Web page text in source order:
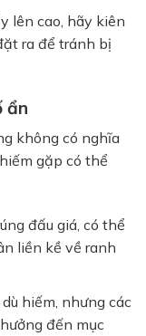
lên cao, hãy kiên
ra để tránh bị
ẩn
không có nghĩa
gặp có thể
đấu giá, có thể
liền kề về ranh
hiếm, nhưng các
đến mục